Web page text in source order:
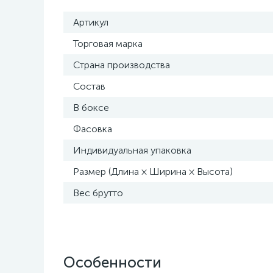
Артикул
Торговая марка
Страна производства
Состав
В боксе
Фасовка
Индивидуальная упаковка
Размер (Длина × Ширина × Высота)
Вес брутто
Особенности